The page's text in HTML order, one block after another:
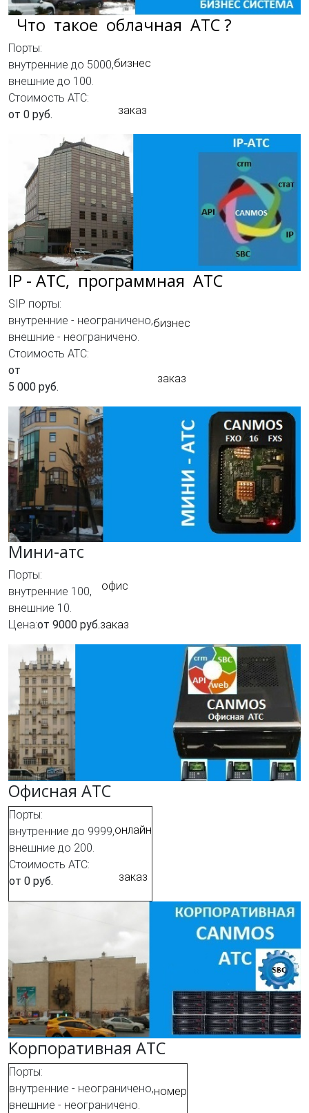
Что такое облачная АТС ?
Порты:
внутренние до 5000,
внешние до 100.
Стоимость АТС:
от 0 руб.
бизнес
заказ
IP - АТC, программная АТС
SIP порты:
внутренние - неограничено,
внешние - неограничено.
Стоимость АТС:
от
5 000 руб.
бизнес
заказ
Мини-атс
Порты:
внутренние 100,
внешние 10.
Цена:от 9000 руб.
офис
заказ
Офисная АТС
Порты:
внутренние до 9999,
внешние до 200.
Стоимость АТС:
от 0 руб.
онлайн
заказ
Корпоративная АТС
Порты:
внутренние - неограничено,
внешние - неограничено.
номер